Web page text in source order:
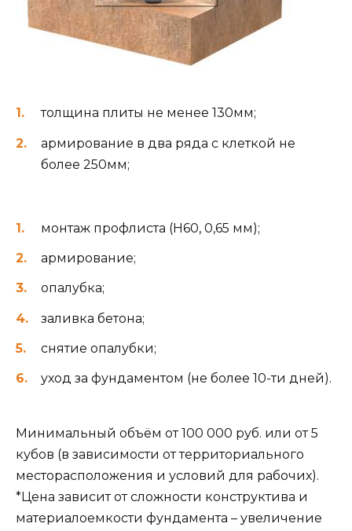
толщина плиты не менее 130мм;
армирование в два ряда с клеткой не
более 250мм;
монтаж профлиста (H60, 0,65 мм);
армирование;
опалубка;
заливка бетона;
снятие опалубки;
уход за фундаментом (не более 10-ти дней).
Минимальный объём от 100 000 руб. или от 5
кубов (в зависимости от территориального
месторасположения и условий для рабочих).
*Цена зависит от сложности конструктива и
материалоемкости фундамента – увеличение